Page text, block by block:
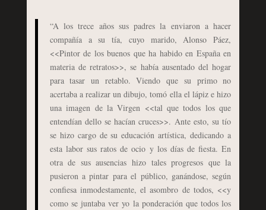
“A los trece años sus padres la enviaron a hacer
compañía a su tía, cuyo marido, Alonso Páez,
<<Pintor de los buenos que ha habido en España en
materia de retratos>>, se había ausentado del hogar
para tasar un retablo. Viendo que su primo no
acertaba a realizar un dibujo, tomó ella el lápiz e hizo
una imagen de la Virgen <<tal que todos los que
entendían dello se hacían cruces>>. Ante esto, su tío
se hizo cargo de su educación artística, dedicando a
esta labor sus ratos de ocio y los días de fiesta. En
otra de sus ausencias hizo tales progresos que la
pusieron a pintar para el público, ganándose, según
confiesa inmodestamente, el asombro de todos, <<y
como se juntaba ver yo la ponderación que todos los